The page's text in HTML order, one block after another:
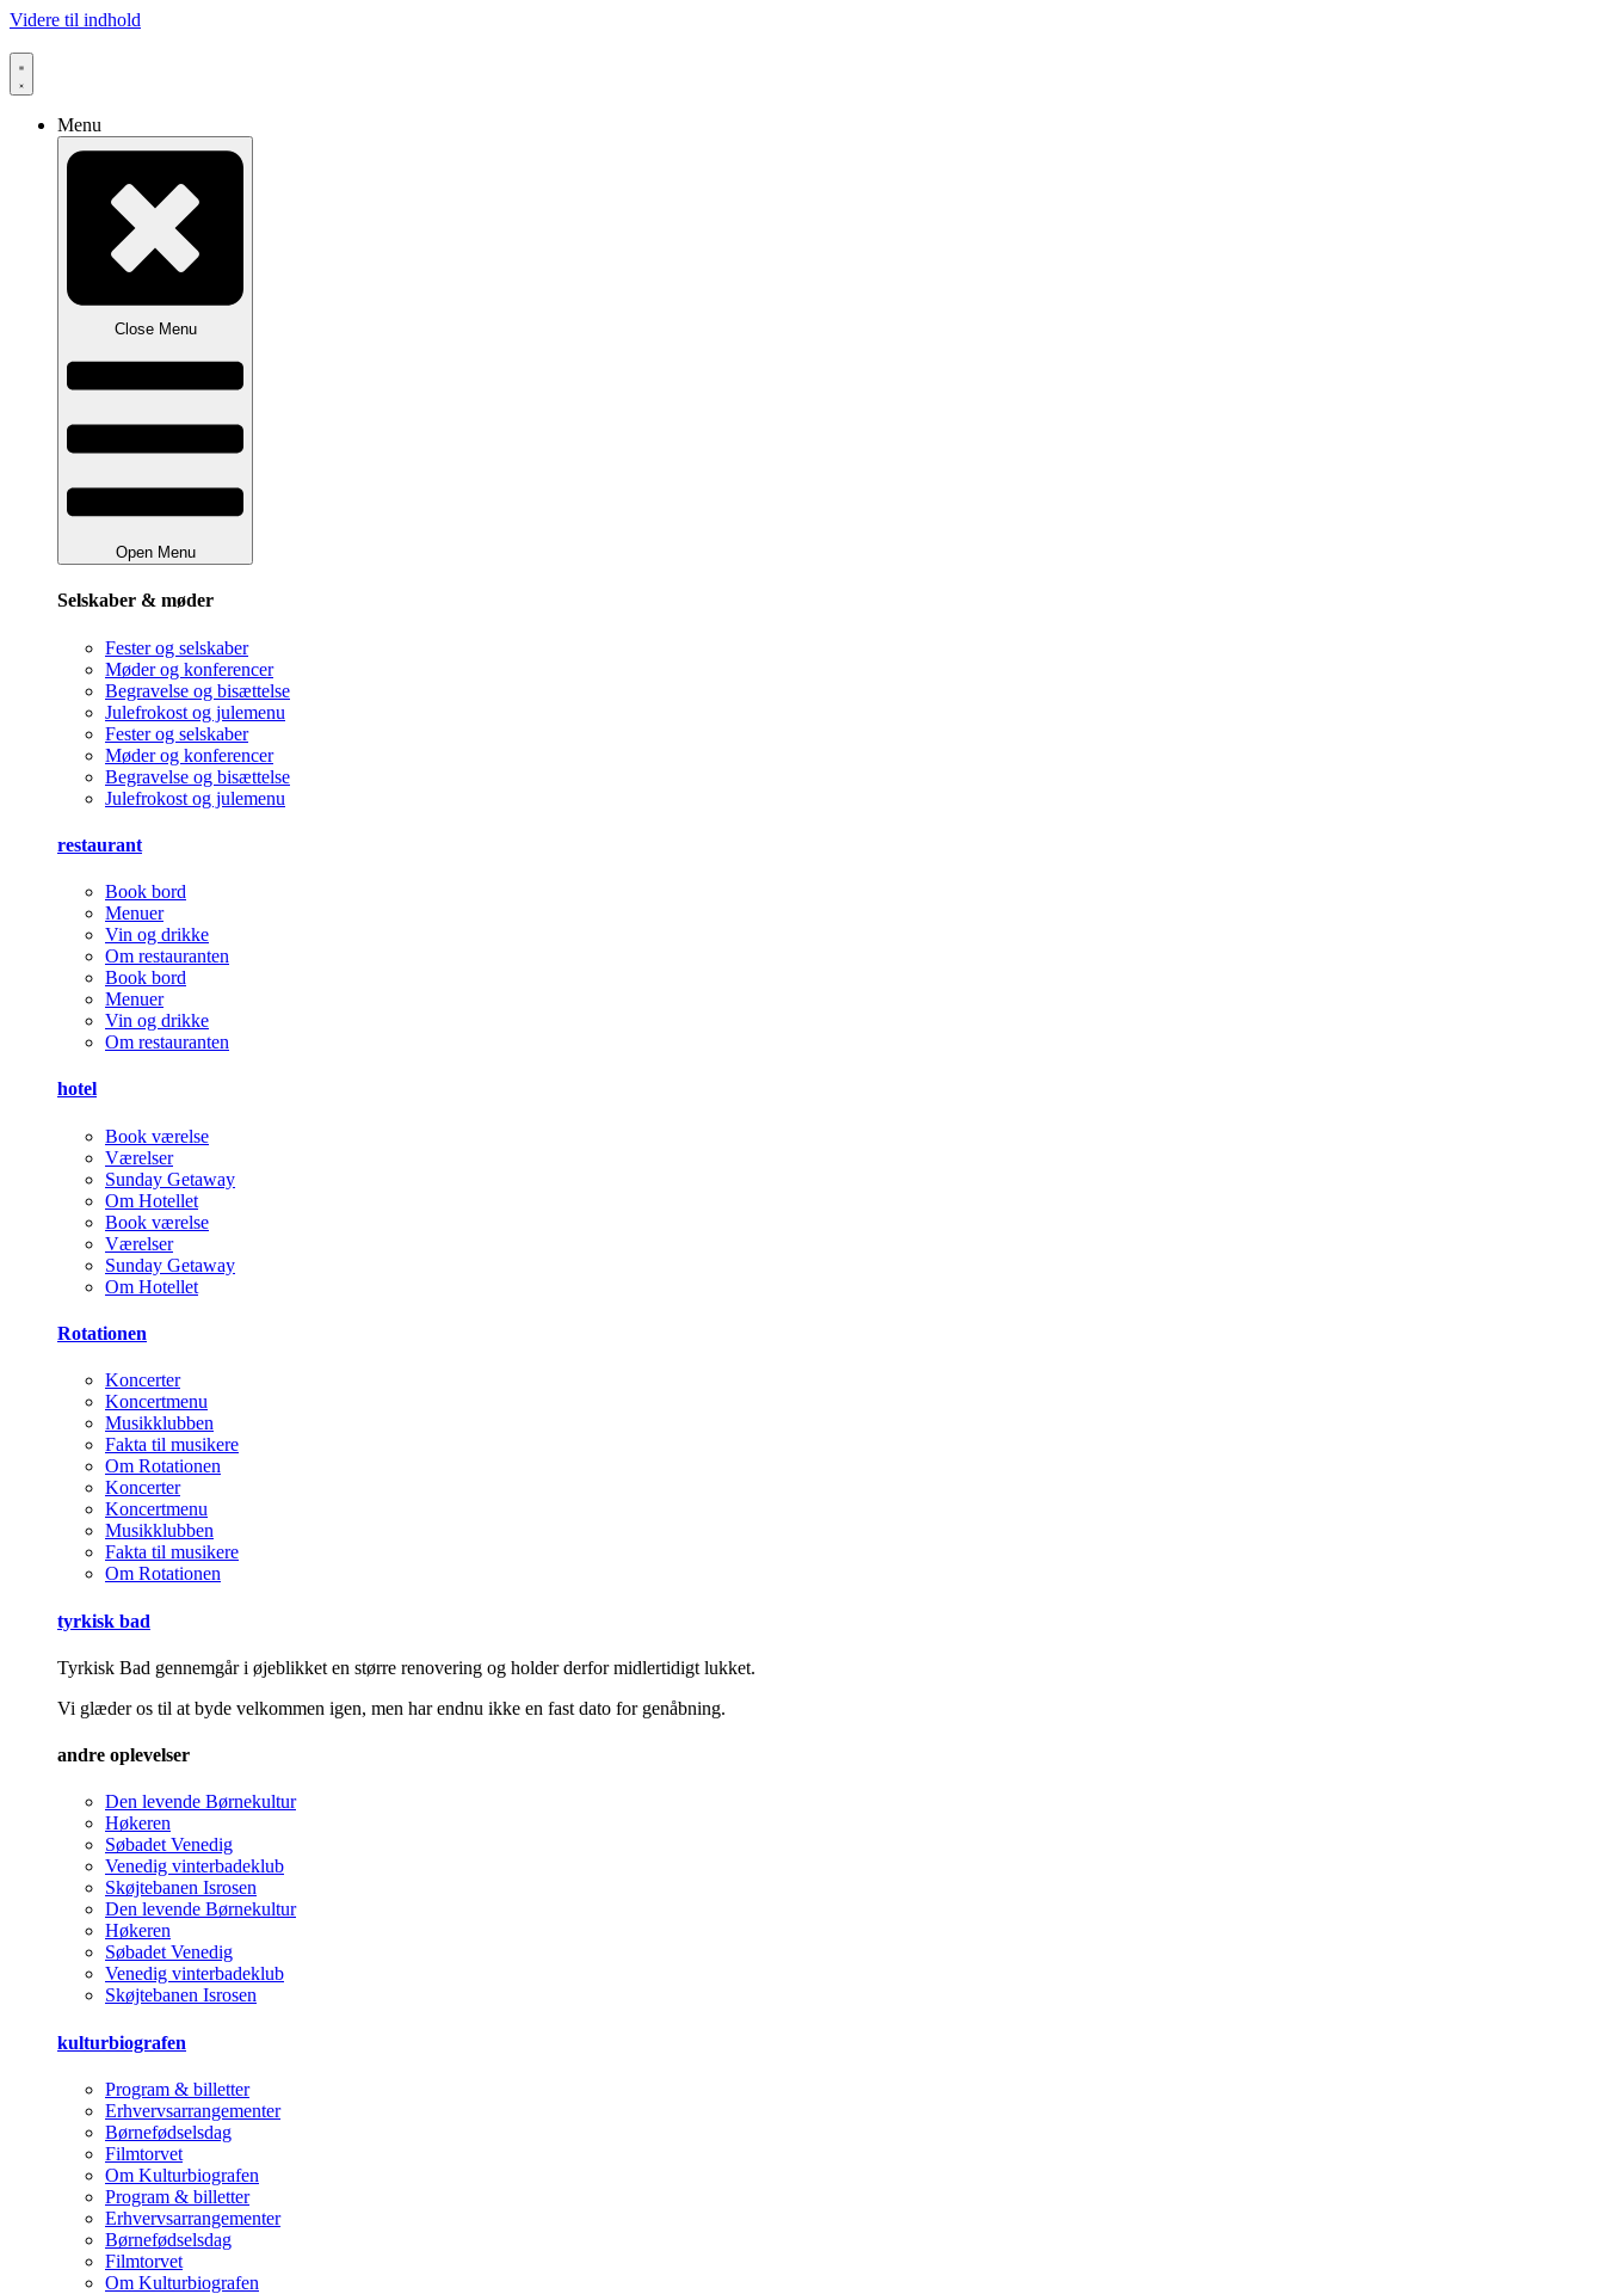
Videre til indhold
Menu
Close Menu
Open Menu
Selskaber & møder
Fester og selskaber
Møder og konferencer
Begravelse og bisættelse
Julefrokost og julemenu
Fester og selskaber
Møder og konferencer
Begravelse og bisættelse
Julefrokost og julemenu
restaurant
Book bord
Menuer
Vin og drikke
Om restauranten
Book bord
Menuer
Vin og drikke
Om restauranten
hotel
Book værelse
Værelser
Sunday Getaway
Om Hotellet
Book værelse
Værelser
Sunday Getaway
Om Hotellet
Rotationen
Koncerter
Koncertmenu
Musikklubben
Fakta til musikere
Om Rotationen
Koncerter
Koncertmenu
Musikklubben
Fakta til musikere
Om Rotationen
tyrkisk bad
Tyrkisk Bad gennemgår i øjeblikket en større renovering og holder derfor midlertidigt lukket.
Vi glæder os til at byde velkommen igen, men har endnu ikke en fast dato for genåbning.
andre oplevelser
Den levende Børnekultur
Høkeren
Søbadet Venedig
Venedig vinterbadeklub
Skøjtebanen Isrosen
Den levende Børnekultur
Høkeren
Søbadet Venedig
Venedig vinterbadeklub
Skøjtebanen Isrosen
kulturbiografen
Program & billetter
Erhvervsarrangementer
Børnefødselsdag
Filmtorvet
Om Kulturbiografen
Program & billetter
Erhvervsarrangementer
Børnefødselsdag
Filmtorvet
Om Kulturbiografen